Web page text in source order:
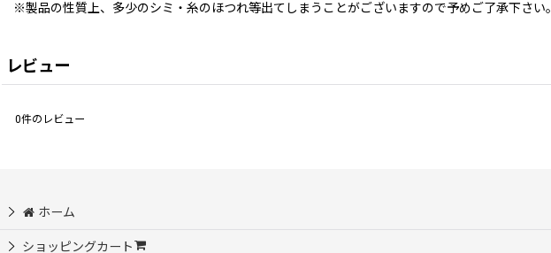
※製品の性質上、多少のシミ・糸のほつれ等出てしまうことがございますので予めご了承下さ
レビュー
0件のレビュー
ホーム
ショッピングカート